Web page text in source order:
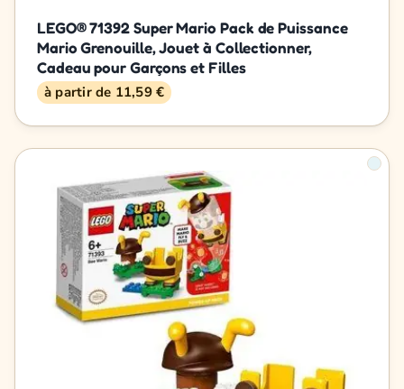
LEGO® 71392 Super Mario Pack de Puissance
Mario Grenouille, Jouet à Collectionner,
Cadeau pour Garçons et Filles
à partir de 11,59 €